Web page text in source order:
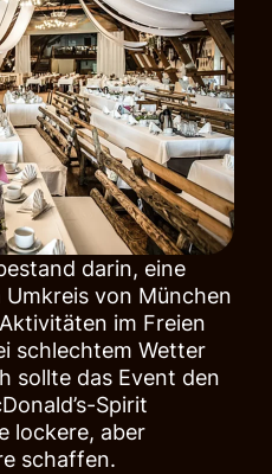
darin, eine
von München
im Freien
schlechtem Wetter
sollte das Event den
Spirit
lockere, aber
schaffen.